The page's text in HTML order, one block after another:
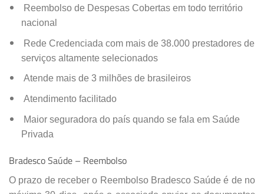
Reembolso de Despesas Cobertas em todo território
nacional
Rede Credenciada com mais de 38.000 prestadores de
serviços altamente selecionados
Atende mais de 3 milhões de brasileiros
Atendimento facilitado
Maior seguradora do país quando se fala em Saúde
Privada
Bradesco Saúde – Reembolso
O prazo de receber o Reembolso Bradesco Saúde é de no